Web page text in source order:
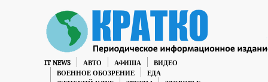
IT NEWS АВТО АФИША
ВИДЕО
ВОЕННОЕ ОБОЗРЕНИЕ
ЕДА